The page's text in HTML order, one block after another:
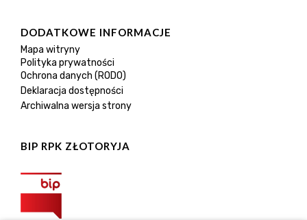
DODATKOWE INFORMACJE
Mapa witryny
Polityka prywatności
Ochrona danych (RODO)
Deklaracja dostępności
Archiwalna wersja strony
BIP RPK ZŁOTORYJA